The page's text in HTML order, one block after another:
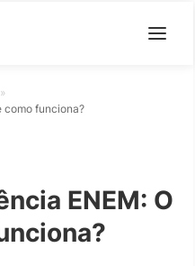
»
como funciona?
ENEM: O